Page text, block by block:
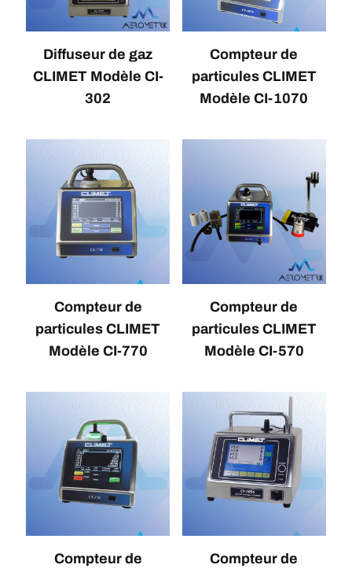
Diffuseur de gaz
CLIMET Modèle CI-
302
Compteur de
particules CLIMET
Modèle CI-1070
Compteur de
particules CLIMET
Modèle CI-770
Compteur de
particules CLIMET
Modèle CI-570
Compteur de
Compteur de